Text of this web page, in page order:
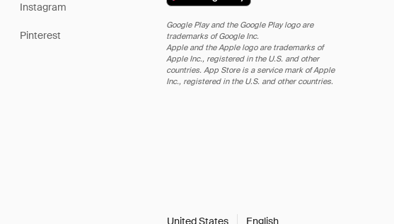
Instagram
Pinterest
Google Play and the Google Play logo are
trademarks of Google Inc.
Apple and the Apple logo are trademarks of
Apple Inc., registered in the U.S. and other
countries. App Store is a service mark of Apple
Inc., registered in the U.S. and other countries.
United States English